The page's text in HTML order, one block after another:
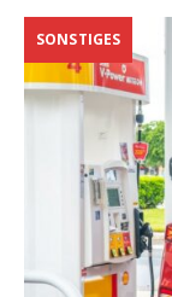
SONSTIGES